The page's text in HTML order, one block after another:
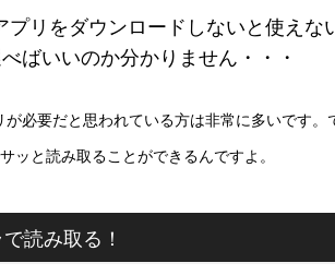
プリをダウンロードしないと使え
ばいいのか分かりません・・・
必要だと思われている方は非常に多いです
ッと読み取ることができるんですよ。
読み取る！